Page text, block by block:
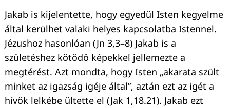
Jakab is kijelentette, hogy egyedül Isten kegyelme
által kerülhet valaki helyes kapcsolatba Istennel.
Jézushoz hasonlóan (Jn 3,3–8) Jakab is a
születéshez kötődő képekkel jellemezte a
megtérést. Azt mondta, hogy Isten „akarata szült
minket az igazság igéje által”, aztán ezt az igét a
hívők lelkébe ültette el (Jak 1,18.21). Jakab ezt